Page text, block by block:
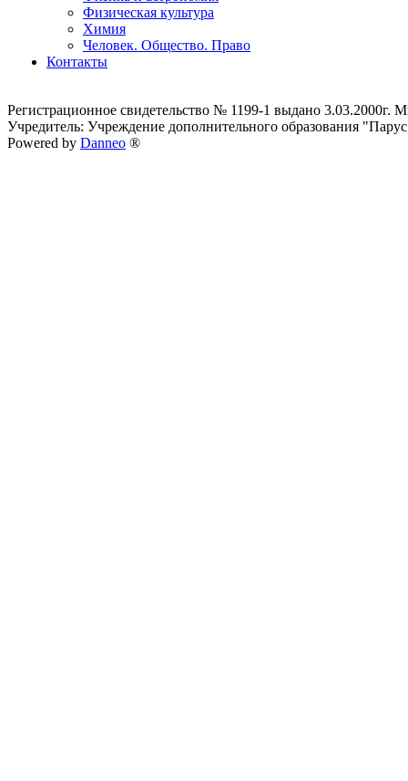
Физическая культура
Химия
Человек. Общество. Право
Контакты
Регистрационное свидетельство № 1199-1 выдано 3.03.2000г.
Учредитель: Учреждение дополнительного образования
Powered by Danneo ®